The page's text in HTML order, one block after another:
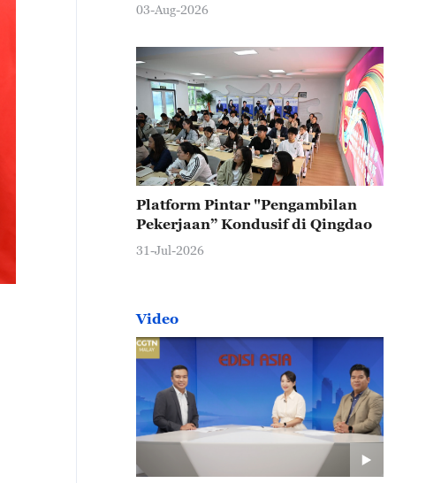
03-Aug-2026
Platform Pintar "Pengambilan
Pekerjaan” Kondusif di Qingdao
31-Jul-2026
Video